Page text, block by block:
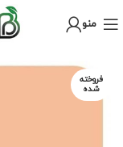
منو
فروخته
شده